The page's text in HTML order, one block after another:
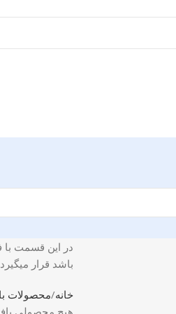
در این قسمت با
باشد قرار
خانه محصولات
هیچ محصولی